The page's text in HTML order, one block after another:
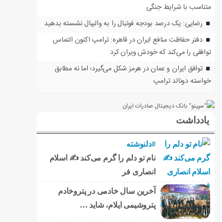
متناسب با شرایط جنگی
رضایی: یک درصد بودجه فوتبال را به والیبال نشسته بدهید
دفتر حفاظت منافع ایران در قاهره: ترامپ اکنون التماس
توافقی را می‌کند که خودش ویران کرد
توافق ایران و عمان در هرمز شکل می‌گیرد؛ اما نه مطابق
خواسته دونالد ترامپ
یادداشت
#دلنوشته
نام تو دلم را گرم می‌کند ✍️ اسلام
انصاری فر
آخرین سال خادمی در پتروخادم
پتروشیمی ایلام، شاید …